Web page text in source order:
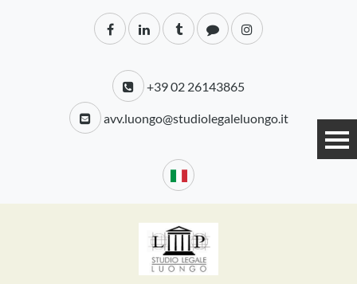
+39 02 26143865
avv.luongo@studiolegaleluongo.it